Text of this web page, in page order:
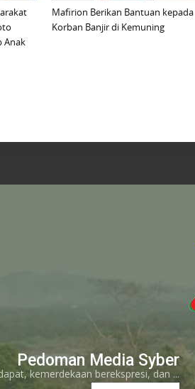
Anak
Mafirion Berikan Bantuan kepada
Korban Banjir di Kemuning
Pedoman Media Syber
kemerdekaan berekspresi, dan ...